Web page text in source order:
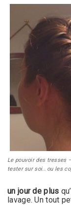
Le pouvoir des tresses
tester sur soi.. ou les
un jour de plus
lavage. Un tout